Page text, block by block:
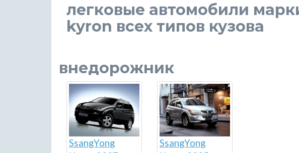
легковые автомобили
kyron всех типов кузова
внедорожник
SsangYong
SsangYong